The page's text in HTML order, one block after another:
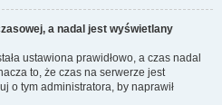
a nadal jest wyświetlany
ustawiona prawidłowo, a czas nadal
to, że czas na serwerze jest
o tym administratora, by naprawił